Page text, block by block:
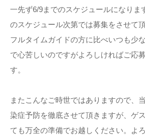
一先ず6/9までのスケジュールになりま
のスケジュール次第では募集をさせて
フルタイムガイドの方に比べいつも少
で心苦しいのですがよろしければご応
す。
またこんなご時世ではありますので、
染症予防を徹底させて頂きますが、ゲ
ても万全の準備でお越しください。よ